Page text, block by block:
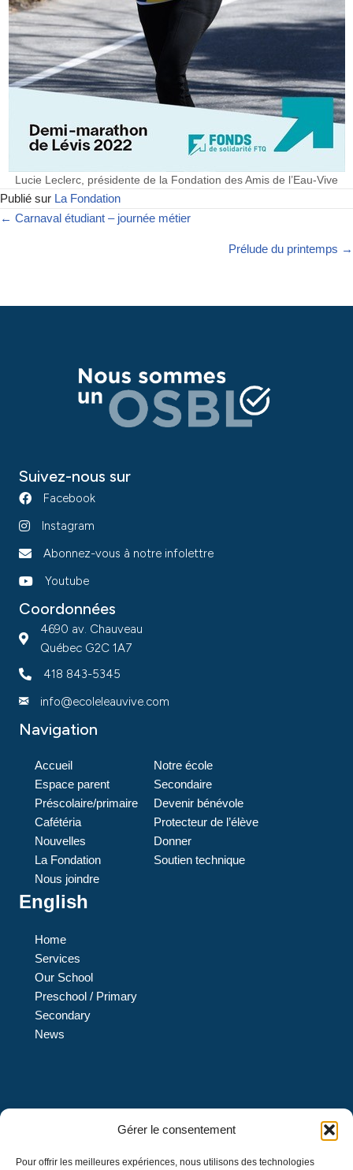
Gérer le consentement
Pour offrir les meilleures expériences, nous utilisons des technologies
Lucie Leclerc, présidente de la Fondation des Amis de l’Eau-Vive
Publié sur La Fondation
← Carnaval étudiant – journée métier
Prélude du printemps →
Suivez-nous sur
Facebook
Instagram
Abonnez-vous à notre infolettre
Youtube
Coordonnées
4690 av. Chauveau
Québec G2C 1A7
418 843-5345
info@ecoleleauvive.com
Navigation
Accueil
Espace parent
Préscolaire/primaire
Cafétéria
Nouvelles
La Fondation
Nous joindre
Notre école
Secondaire
Devenir bénévole
Protecteur de l’élève
Donner
Soutien technique
English
Home
Services
Our School
Preschool / Primary
Secondary
News
L’École L’Eau-Vive est une institution privée de confession
protestante évangélique et de langue française qui offre
des services d’éducation au préscolaire 4 et 5 ans et un